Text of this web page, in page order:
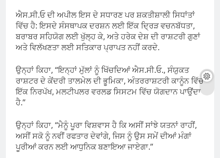
ਐਸ.ਸੀ.ਓ ਦੀ ਅਪੀਲ ਇਸ ਦੇ ਸਧਾਰਣ ਪਰ ਸ਼ਕਤੀਸ਼ਾਲੀ ਸਿਧਾਂਤਾਂ
ਵਿੱਚ ਹੈ: ਇਸਦੇ ਸੰਸਥਾਪਕ ਦਰਸ਼ਨ ਲਈ ਇੱਕ ਦ੍ਰਿੜ ਵਚਨਬੱਧਤਾ,
ਬਰਾਬਰ ਸਹਿਯੋਗ ਲਈ ਖੁੱਲ੍ਹ ਕੇ, ਅਤੇ ਹਰੇਕ ਦੇਸ਼ ਦੀ ਰਾਸ਼ਟਰੀ ਗੁਣਾਂ
ਅਤੇ ਵਿਲੱਖਣਤਾ ਲਈ ਸਤਿਕਾਰ ਪ੍ਰਾਪਤ ਨਹੀਂ ਕਰਦੇ.
ਉਨ੍ਹਾਂ ਕਿਹਾ, “ਇਨ੍ਹਾਂ ਮੁੱਲਾਂ ਨੂੰ ਖਿੱਚਦਿਆਂ ਐਸ.ਸੀ.ਓ., ਸੰਯੁਕਤ
ਰਾਸ਼ਟਰ ਦੇ ਕੇਂਦਰੀ ਤਾਲਮੇਲ ਦੀ ਭੂਮਿਕਾ, ਅੰਤਰਰਾਸ਼ਟਰੀ ਕਾਨੂੰਨ ਵਿੱਚ
ਇੱਕ ਨਿਰਪੱਖ, ਮਲਟੀਪਲਰ ਵਰਲਡ ਸਿਸਟਮ ਵਿੱਚ ਯੋਗਦਾਨ ਪਾਉਂਦਾ
ਹੈ.”
ਉਨ੍ਹਾਂ ਕਿਹਾ, “ਮੈਨੂੰ ਪੂਰਾ ਵਿਸ਼ਵਾਸ ਹੈ ਕਿ ਅਸੀਂ ਸਾਂਝੇ ਯਤਨਾਂ ਰਾਹੀਂ,
ਅਸੀਂ ਸਕੋ ਨੂੰ ਨਵੀਂ ਰਫਤਾਰ ਦੇਵਾਂਗੇ, ਜਿਸ ਨੂੰ ਉਸ ਸਮੇਂ ਦੀਆਂ ਮੰਗਾਂ
ਪੂਰੀਆਂ ਕਰਨ ਲਈ ਆਧੁਨਿਕ ਬਣਾਇਆ ਜਾਏਗਾ.”